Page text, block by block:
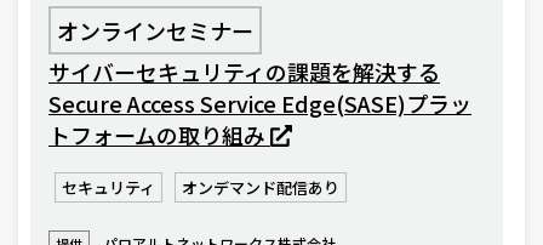
オンラインセミナー
サイバーセキュリティの課題を解決する
Secure Access Service Edge(SASE)プラッ
トフォームの取り組み
セキュリティ オンデマンド配信あり